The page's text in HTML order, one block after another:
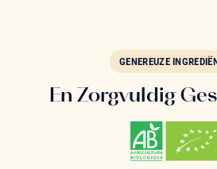
GENEREUZE
En Zorgvuldig